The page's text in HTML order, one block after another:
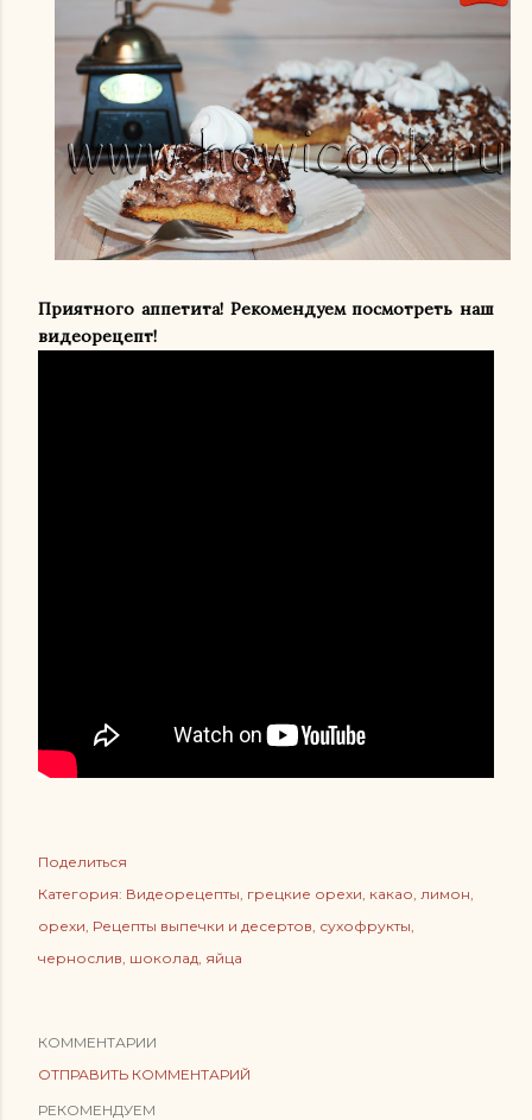
Приятного аппетита! Рекомендуем посмотреть наш
видеорецепт!
Поделиться
Категория: Видеорецепты грецкие орехи какао лимон
орехи Рецепты выпечки и десертов сухофрукты
чернослив шоколад яйца
КОММЕНТАРИИ
ОТПРАВИТЬ КОММЕНТАРИЙ
РЕКОМЕНДУЕМ